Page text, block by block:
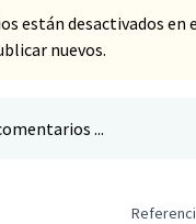
están desactivados
nuevos.
...